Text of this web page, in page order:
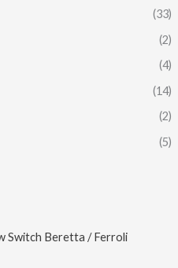
(33)
(2)
(4)
(14)
(2)
(5)
Switch Beretta / Ferroli